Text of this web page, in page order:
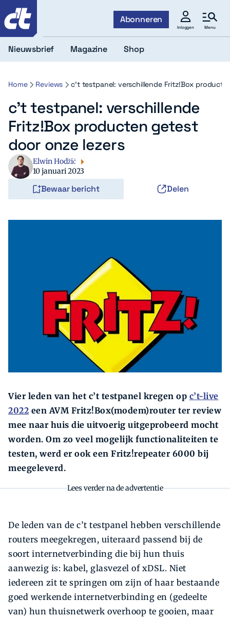
Abonneren
Inloggen Menu
Zoek
Nieuwsbrief Magazine Shop
Home Reviews c’t testpanel: verschillende Fritz!Box
c’t testpanel: verschillende
Fritz!Box producten getest
door onze lezers
Elwin Hodžić
10 januari 2023
Bewaar bericht Delen
Vier leden van het c’t testpanel kregen op c’t-live
2022 een AVM Fritz!Box(modem)router ter review
mee naar huis die uitvoerig uitgeprobeerd mocht
worden. Om zo veel mogelijk functionaliteiten te
testen, werd er ook een Fritz!repeater 6000 bij
meegeleverd.
Lees verder na de advertentie
De leden van de c’t testpanel hebben verschillende
routers meegekregen, uiteraard passend bij de
soort internetverbinding die bij hun thuis
aanwezig is: kabel, glasvezel of xDSL. Niet
iedereen zit te springen om zijn of haar bestaande
goed werkende internetverbinding en (gedeelte
van) hun thuisnetwerk overhoop te gooien, maar